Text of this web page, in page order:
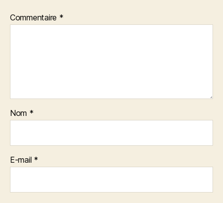
Commentaire *
Nom *
E-mail *